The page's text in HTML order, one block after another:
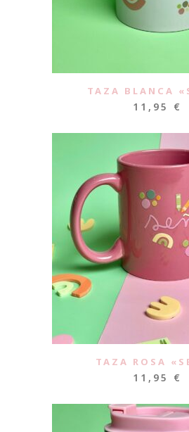
TAZA BLANCA
11,95 €
TAZA ROSA
11,95 €